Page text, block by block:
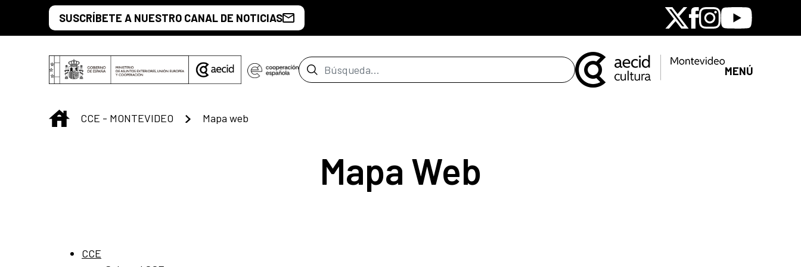
Saltar al contenido principal
SUSCRÍBETE A NUESTRO CANAL DE NOTICIAS X Facebook
Instagram
Youtube
Barra de búsqueda MENÚ
INICIO
CCE - MONTEVIDEO Mapa web
Mapa Web
CCE